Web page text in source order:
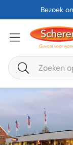
Bezoek
Zoeken